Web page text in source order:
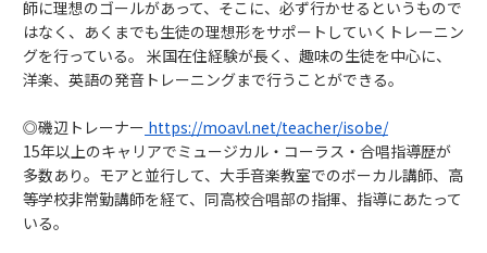
師に理想のゴールがあって、そこに、必ず行かせるというもので
はなく、あくまでも生徒の理想形をサポートしていくトレーニン
グを行っている。 米国在住経験が長く、趣味の生徒を中心に、
洋楽、英語の発音トレーニングまで行うことができる。
◎磯辺トレーナー https://moavl.net/teacher/isobe/
15年以上のキャリアでミュージカル・コーラス・合唱指導歴が
多数あり。モアと並行して、大手音楽教室でのボーカル講師、高
等学校非常勤講師を経て、同高校合唱部の指揮、指導にあたって
いる。